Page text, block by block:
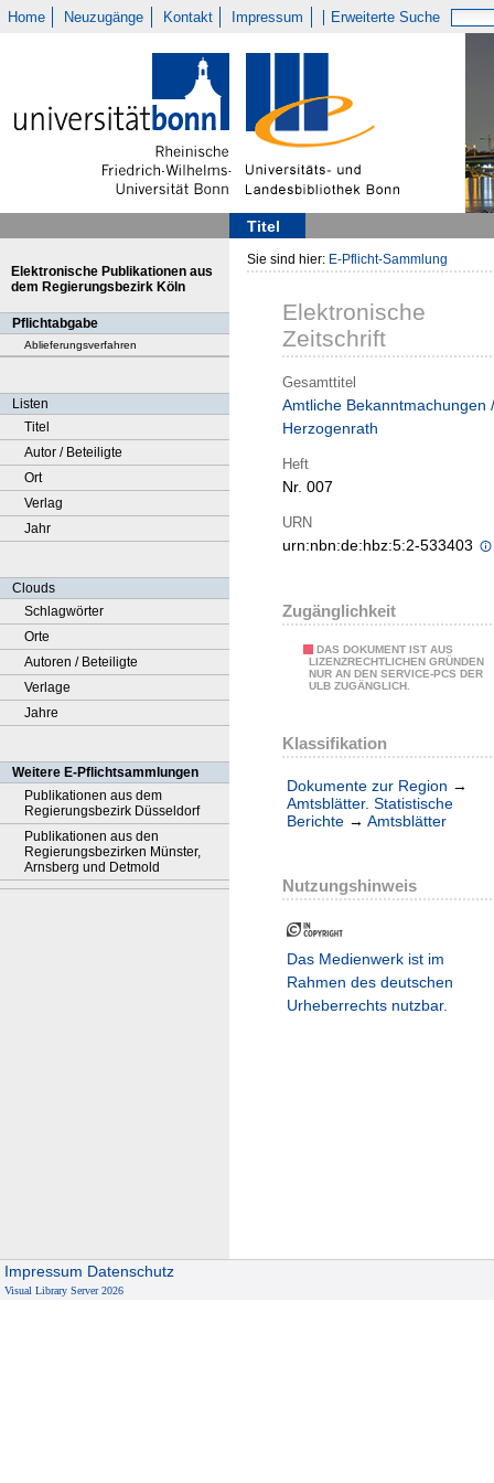
Home Neuzugänge Kontakt Impressum Erweiterte Suche
Titel
Elektronische Publikationen aus
dem Regierungsbezirk Köln
Pflichtabgabe
Ablieferungsverfahren
Listen
Titel
Autor / Beteiligte
Ort
Verlag
Jahr
Clouds
Schlagwörter
Orte
Autoren / Beteiligte
Verlage
Jahre
Weitere E-Pflichtsammlungen
Publikationen aus dem
Regierungsbezirk Düsseldorf
Publikationen aus den
Regierungsbezirken Münster,
Arnsberg und Detmold
Sie sind hier: E-Pflicht-Sammlung
Elektronische
Zeitschrift
Gesamttitel
Amtliche Bekanntmachungen /
Herzogenrath
Heft
Nr. 007
URN
urn:nbn:de:hbz:5:2-533403
Zugänglichkeit
DAS DOKUMENT IST AUS
LIZENZRECHTLICHEN GRÜNDEN
NUR AN DEN SERVICE-PCS DER
ULB ZUGÄNGLICH.
Klassifikation
Dokumente zur Region →
Amtsblätter. Statistische
Berichte → Amtsblätter
Nutzungshinweis
Das Medienwerk ist im
Rahmen des deutschen
Urheberrechts nutzbar.
Impressum Datenschutz
Visual Library Server 2026